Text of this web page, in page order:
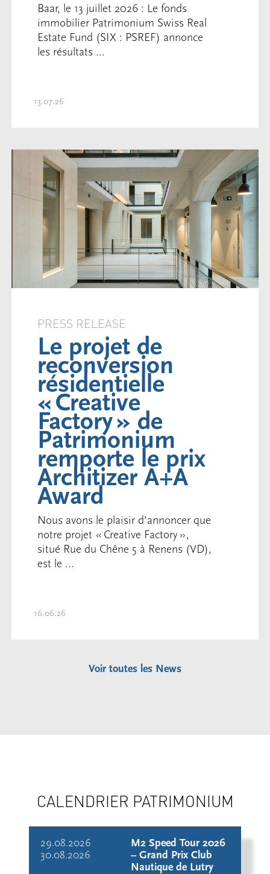
Baar, le 13 juillet 2026 : Le fonds
immobilier Patrimonium Swiss Real
Estate Fund (SIX : PSREF) annonce
les résultats ...
13.07.26
PRESS RELEASE
Le projet de
reconversion
résidentielle
« Creative
Factory » de
Patrimonium
remporte le prix
Architizer A+A
Award
Nous avons le plaisir d’annoncer que
notre projet « Creative Factory »,
situé Rue du Chêne 5 à Renens (VD),
est le ...
16.06.26
Voir toutes les News
CALENDRIER PATRIMONIUM
29.08.2026
30.08.2026
M2 Speed Tour 2026
– Grand Prix Club
Nautique de Lutry